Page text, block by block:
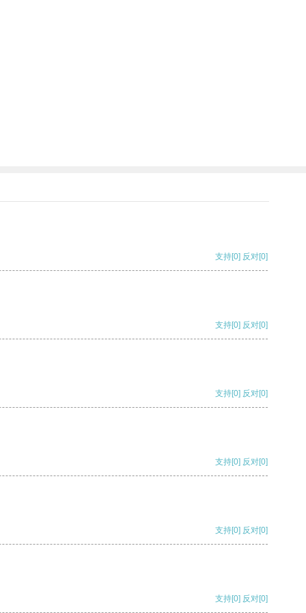
支持[0] 反对[0]
支持[0] 反对[0]
支持[0] 反对[0]
支持[0] 反对[0]
支持[0] 反对[0]
支持[0] 反对[0]